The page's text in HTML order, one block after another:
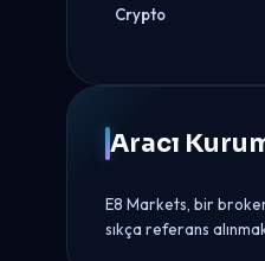
Crypto
Aracı
E8 Markets, bir
sıkça referans